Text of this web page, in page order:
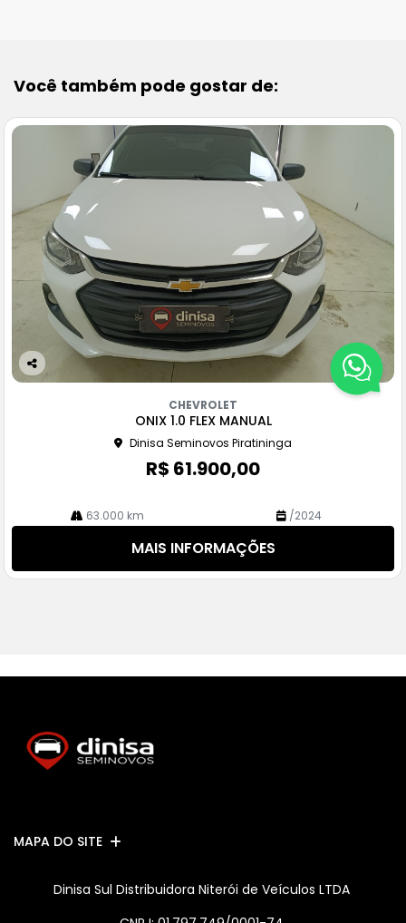
Você também pode gostar de:
Co
CHEVROLET
ONIX 1.0 FLEX MANUAL
Dinisa Seminovos Piratininga
R$ 61.900,00
63.000 km /2024
MAIS INFORMAÇÕES
MAPA DO SITE
Dinisa Sul Distribuidora Niterói de Veículos LTDA